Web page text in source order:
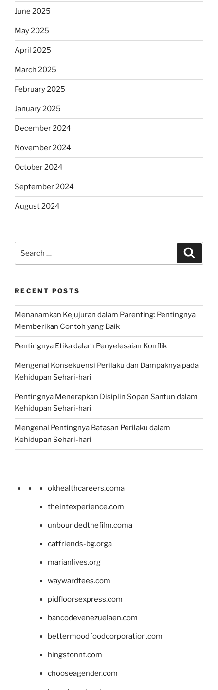
June 2025
May 2025
April 2025
March 2025
February 2025
January 2025
December 2024
November 2024
October 2024
September 2024
August 2024
for:
RECENT POSTS
Menanamkan Kejujuran dalam Parenting: Pentingnya
Memberikan Contoh yang Baik
Pentingnya Etika dalam Penyelesaian Konflik
Mengenal Konsekuensi Perilaku dan Dampaknya pada
Kehidupan Sehari-hari
Pentingnya Menerapkan Disiplin Sopan Santun dalam
Kehidupan Sehari-hari
Mengenal Pentingnya Batasan Perilaku dalam
Kehidupan Sehari-hari
okhealthcareers.coma
theintexperience.com
unboundedthefilm.coma
catfriends-bg.orga
marianlives.org
waywardtees.com
pidfloorsexpress.com
bancodevenezuelaen.com
bettermoodfoodcorporation.com
hingstonnt.com
chooseagender.com